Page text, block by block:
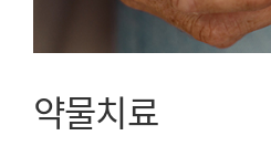
약물치료